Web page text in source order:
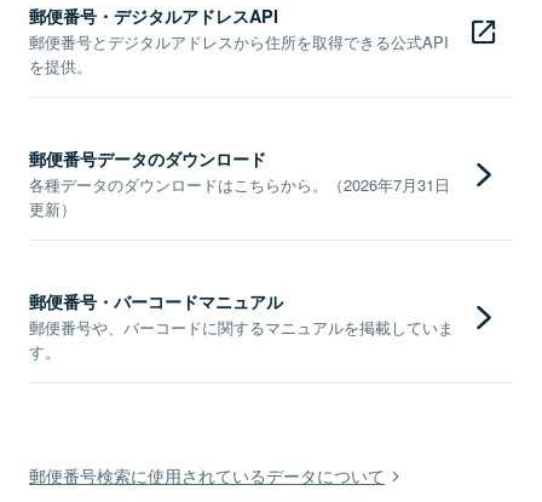
郵便番号・デジタルアドレスAPI
郵便番号とデジタルアドレスから住所を取得できる公式API
を提供。
郵便番号データのダウンロード
各種データのダウンロードはこちらから。（2026年7月31日
更新）
郵便番号・バーコードマニュアル
郵便番号や、バーコードに関するマニュアルを掲載していま
す。
郵便番号検索に使用されているデータについて